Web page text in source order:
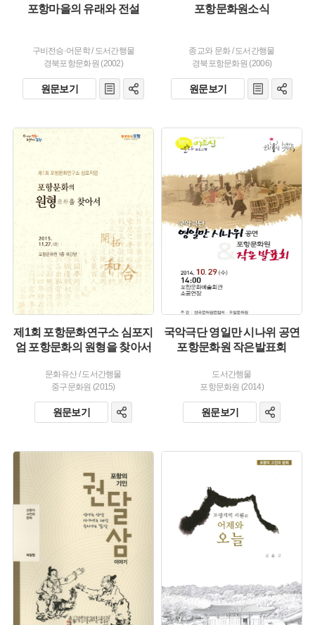
포항마을의 유래와 전설
구비전승·어문학/ 도서간행물
경북포항문화원 (2002)
원문보기
포항문화원소식
종교와 문화/도서간행물
경북포항문화원 (2006)
원문보기
주제 :
유형 :
발행 :
제1회 포항문화연구소 심포지
엄 포항문화의 원형을 찾아서
문화유산/도서간행물
중구문화원 (2015)
원문보기
유형 :
발행 :
국악극단 영일만 시나위 공연
포항문화원 작은발표회
도서간행물
포항문화원 (2014)
원문보기
발행 :
생산 :
생산 :